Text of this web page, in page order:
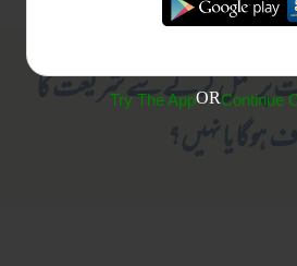
پر عمل کرنے سے شریعت کا
ہوگا یا نہیں؟
Try The AppORContinue